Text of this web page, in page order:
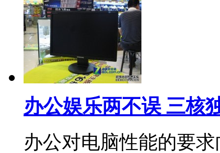
办公娱乐两不误 三核
办公对电脑性能的要